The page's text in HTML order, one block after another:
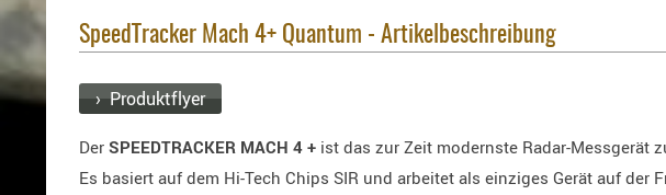
SpeedTracker Mach 4+ Quantum - Artikelbeschreibung
› Produktflyer
Der SPEEDTRACKER MACH 4 + ist das zur Zeit modernste Radar-Messgerät
Es basiert auf dem Hi-Tech Chips SIR und arbeitet als einziges Gerät auf der